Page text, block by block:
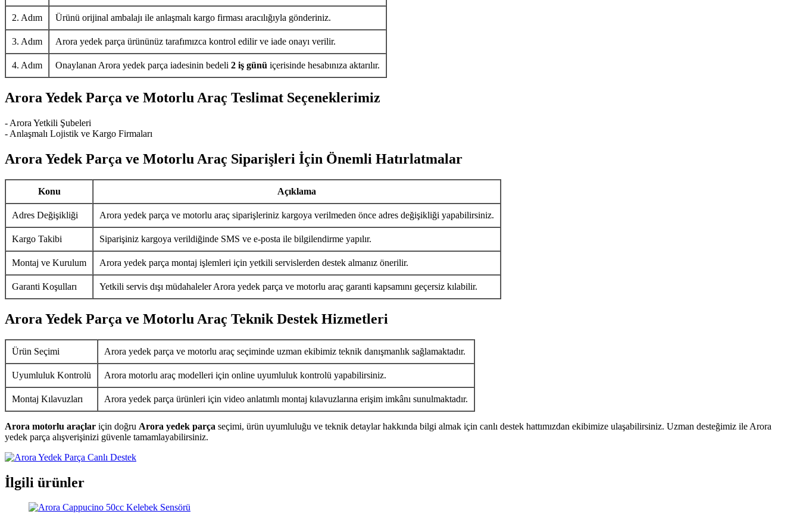
2. Adım Ürünü orijinal ambalajı ile anlaşmalı kargo firması aracılığıyla gönderiniz.
3. Adım Arora yedek parça ürününüz tarafımızca kontrol edilir ve iade onayı verilir.
4. Adım Onaylanan Arora yedek parça iadesinin bedeli 2 iş günü içerisinde hesabınıza aktarılır.
Arora Yedek Parça ve Motorlu Araç Teslimat Seçeneklerimiz
- Arora Yetkili Şubeleri
- Anlaşmalı Lojistik ve Kargo Firmaları
Arora Yedek Parça ve Motorlu Araç Siparişleri İçin Önemli Hatırlatmalar
Konu Açıklama
Adres Değişikliği Arora yedek parça ve motorlu araç siparişleriniz kargoya verilmeden önce adres değişikliği yapabilirsiniz.
Kargo Takibi Siparişiniz kargoya verildiğinde SMS ve e-posta ile bilgilendirme yapılır.
Montaj ve Kurulum Arora yedek parça montaj işlemleri için yetkili servislerden destek almanız önerilir.
Garanti Koşulları Yetkili servis dışı müdahaleler Arora yedek parça ve motorlu araç garanti kapsamını geçersiz kılabilir.
Arora Yedek Parça ve Motorlu Araç Teknik Destek Hizmetleri
Ürün Seçimi Arora yedek parça ve motorlu araç seçiminde uzman ekibimiz teknik danışmanlık sağlamaktadır.
Uyumluluk Kontrolü Arora motorlu araç modelleri için online uyumluluk kontrolü yapabilirsiniz.
Montaj Kılavuzları Arora yedek parça ürünleri için video anlatımlı montaj kılavuzlarına erişim imkânı sunulmaktadır.
Arora motorlu araçlar için doğru Arora yedek parça seçimi, ürün uyumluluğu ve teknik detaylar hakkında bilgi almak için canlı destek hattımızdan ekibimize ulaşabilirsiniz. Uzman desteğimiz ile Arora
yedek parça alışverişinizi güvenle tamamlayabilirsiniz.
İlgili ürünler